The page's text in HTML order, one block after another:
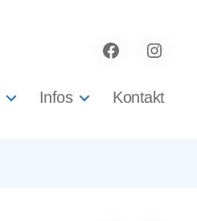
Facebook
Infos Kontakt